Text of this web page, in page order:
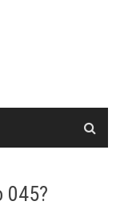
045?